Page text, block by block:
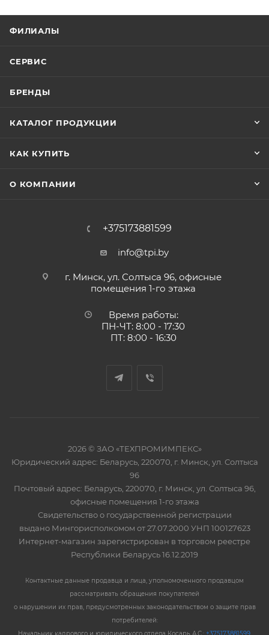
ФИЛИАЛЫ
СЕРВИС
БРЕНДЫ
КАТАЛОГ ПРОДУКЦИИ
КАК КУПИТЬ
О КОМПАНИИ
+375173881599
info@tpi.by
г. Минск, ул. Солтыса 96, офисные
помещения 1-го этажа
Время работы:
ПН-ЧТ: 8:00 - 17:30
ПТ: 8:00 - 16:30
2026 © ЗАО «ТЕХПРОМИМПЕКС»
Юридический адрес: Беларусь, 220070, г. Минск, ул. Солтыса
96
Почтовый адрес: Беларусь, 220070, г. Минск, ул. Солтыса 96,
офисные помещения 1-го этажа
Свидетельство о государственной регистрации
выдано Мингорисполкомом от 27.07.2000 УНП 100127623
Интернет-магазин зарегистрирован в торговом реестре
Республики Беларусь 16.12.2019
Контактные данные продавца и лица, уполномоченного продавцом
рассматривать обращения покупателей
о нарушении их прав, предусмотренных законодательством о защите прав
потребителей: